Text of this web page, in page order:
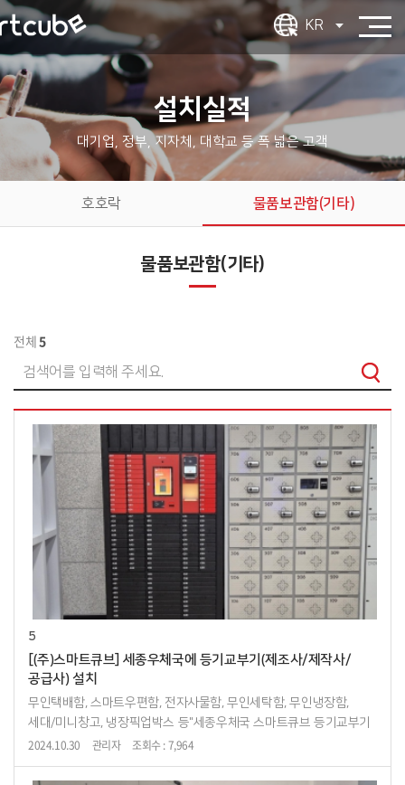
KR
설치실적
대기업, 정부, 지자체, 대학교 등 폭 넓은 고객
호호락 물품보관함(기타)
물품보관함(기타)
전체5
5
[(주)스마트큐브] 세종우체국에 등기교부기(제조사/제작사/
공급사) 설치
무인택배함, 스마트우편함, 전자사물함, 무인세탁함, 무인냉장함,
세대/미니창고, 냉장픽업박스 등"세종우체국 스마트큐브 등기교부기
설치"
2024.10.30 관리자 조회수 : 7,964